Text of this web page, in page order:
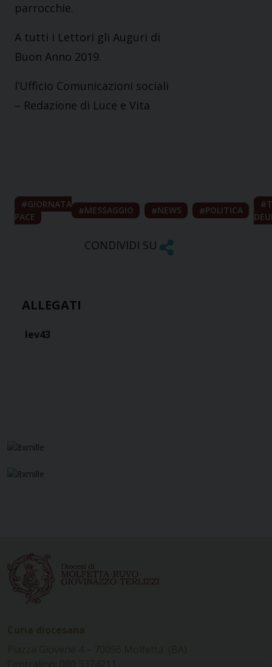
parrocchie.
A tutti i Lettori gli Auguri di
Buon Anno 2019.
l’Ufficio Comunicazioni sociali
– Redazione di Luce e Vita
GIORNATA
PACE
MESSAGGIO NEWS POLITICA
CONDIVIDI SU
ALLEGATI
lev43